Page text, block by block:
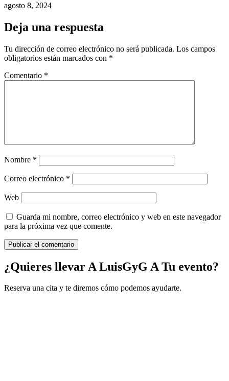
agosto 8, 2024
Deja una respuesta
Tu dirección de correo electrónico no será publicada. Los campos
obligatorios están marcados con *
Comentario *
Nombre *
Correo electrónico *
Web
Guarda mi nombre, correo electrónico y web en este navegador
para la próxima vez que comente.
¿Quieres llevar A LuisGyG A Tu evento?
Reserva una cita y te diremos cómo podemos ayudarte.